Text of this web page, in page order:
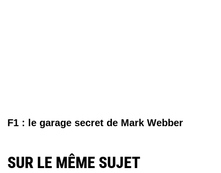
F1 : le garage secret de Mark Webber
SUR LE MÊME SUJET